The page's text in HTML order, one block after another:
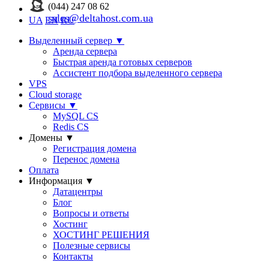
(044) 247 08 62
sales@deltahost.com.ua
UA EN RU
Выделенный сервер ▼
Аренда сервера
Быстрая аренда готовых серверов
Ассистент подбора выделенного сервера
VPS
Cloud storage
Сервисы ▼
MySQL CS
Redis CS
Домены ▼
Регистрация домена
Перенос домена
Оплата
Информация ▼
Датацентры
Блог
Вопросы и ответы
Хостинг
ХОСТИНГ РЕШЕНИЯ
Полезные сервисы
Контакты